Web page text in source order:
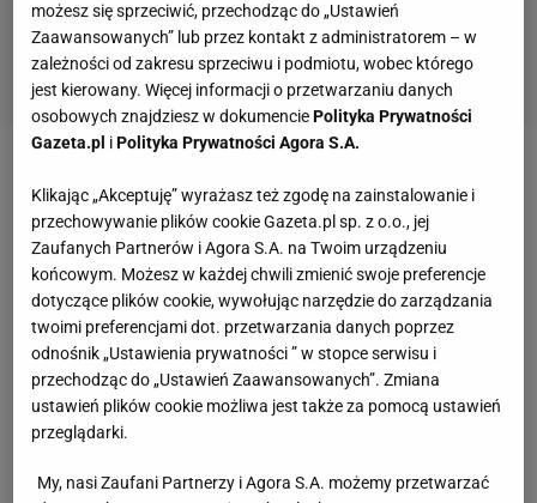
Oto przyczyna śmierci Hulka Hogana
Swoją karierę zawodniczą zaczynał pod koniec lat
70., jednak supergwiazdą wrestlingu stał się, gdy
dołączył do World Wrestling Federation (WWF). Był
symbolem i twarzą organizacji. To właśnie na nim
legendy tegosportuprzeszła jego rywalizacja z
możesz się sprzeciwić, przechodząc do „Ustawień
Zaawansowanych” lub przez kontakt z administratorem – w
zależności od zakresu sprzeciwu i podmiotu, wobec którego
jest kierowany. Więcej informacji o przetwarzaniu danych
osobowych znajdziesz w dokumenciePolityka Prywatności
Gazeta.pl iPolityka Prywatności Agora S.A.
Klikając „Akceptuję” wyrażasz też zgodę na zainstalowanie i
przechowywanie plików cookie Gazeta.pl sp. z o.o., jej
Zaufanych Partnerów i Agora S.A. na Twoim urządzeniu
końcowym. Możesz w każdej chwili zmienić swoje preferencje
dotyczące plików cookie, wywołując narzędzie do zarządzania
twoimi preferencjami dot. przetwarzania danych poprzez
odnośnik „Ustawienia prywatności ” w stopce serwisu i
przechodząc do „Ustawień Zaawansowanych”. Zmiana
ustawień plików cookie możliwa jest także za pomocą ustawień
przeglądarki.
My, nasi Zaufani Partnerzy i Agora S.A. możemy przetwarzać